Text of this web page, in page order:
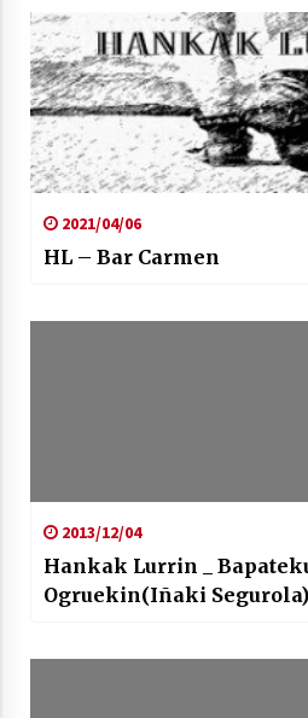
Berria
Arrosaren 20
2021/07/06
Arrosaren 20
2021/04/06
HL – Bar Carmen
2013/12/04
Hankak Lurrin _
Ogruekin(Iñaki